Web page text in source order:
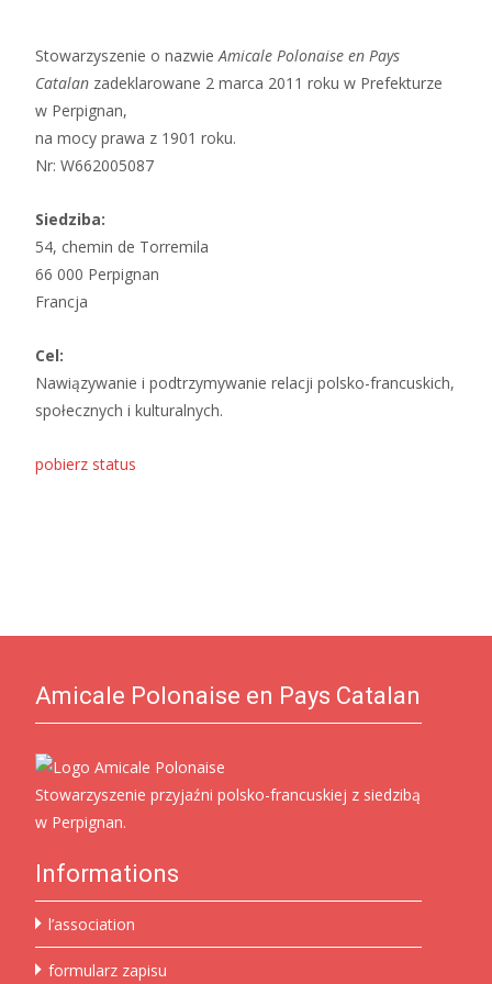
Stowarzyszenie o nazwieAmicale Polonaise en Pays
Catalan zadeklarowane 2 marca 2011 roku w Prefekturze
w Perpignan,
na mocy prawa z 1901 roku.
Nr: W662005087
Siedziba:
54, chemin de Torremila
66 000 Perpignan
Francja
Cel:
Nawiązywanie i podtrzymywanie relacji polsko-francuskich,
społecznych i kulturalnych.
pobierz status
Amicale Polonaise en Pays Catalan
Stowarzyszenie przyjaźni polsko-francuskiej z siedzibą
w Perpignan.
Informations
l’association
formularz zapisu